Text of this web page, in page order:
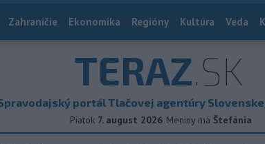
Zahraničie Ekonomika Regióny Kultúra Veda
TERAZ.SK
portál Tlačovej agentúry
Piatok 7. august 2026 Meniny má Štefánia